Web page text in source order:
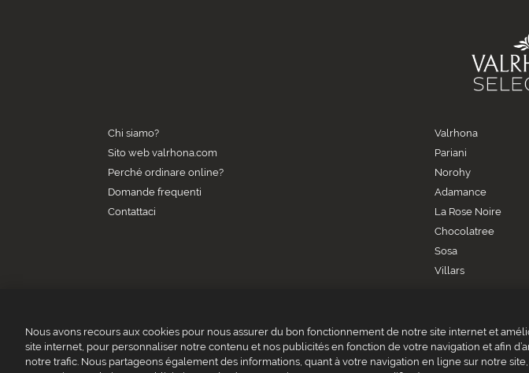
Chi siamo?
Sito web valrhona.com
Perché ordinare online?
Domande frequenti
Contattaci
Valrhona
Pariani
Norohy
Adamance
La Rose Noire
Chocolatree
Sosa
Villars
Nous avons recours aux cookies pour nous assurer du bon fonctionnement de notre site internet et
site internet, pour personnaliser notre contenu et nos publicités en fonction de votre navigation et afin
notre trafic. Nous partageons également des informations, quant à votre navigation en ligne sur notre